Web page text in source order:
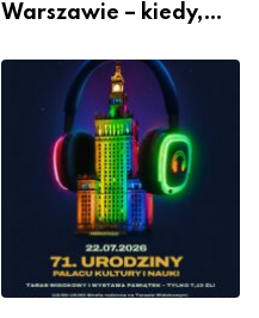
Warszawie – kiedy,
działo 2 sierpnia